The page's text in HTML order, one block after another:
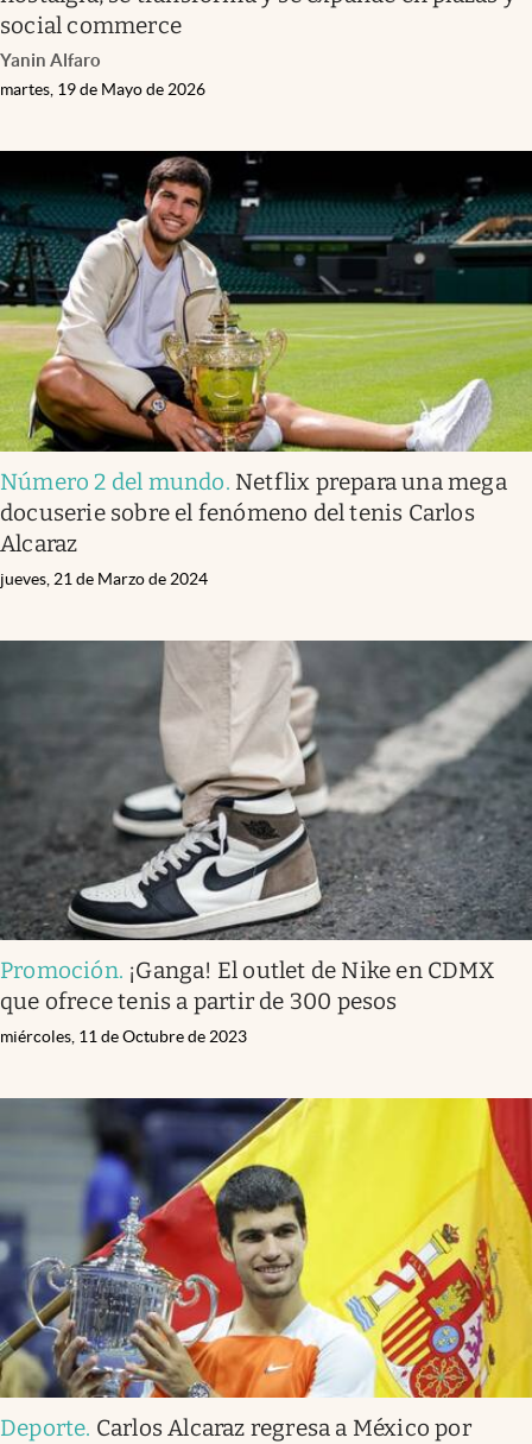
social commerce
Yanin Alfaro
martes, 19 de Mayo de 2026
Número 2 del mundo. Netflix prepara una mega
docuserie sobre el fenómeno del tenis Carlos
Alcaraz
jueves, 21 de Marzo de 2024
Promoción. ¡Ganga! El outlet de Nike en CDMX
que ofrece tenis a partir de 300 pesos
miércoles, 11 de Octubre de 2023
Deporte. Carlos Alcaraz regresa a México por